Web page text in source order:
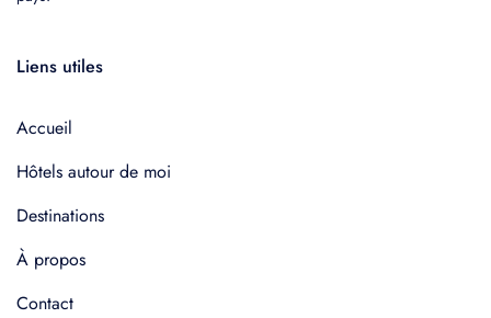
Liens utiles
Accueil
Hôtels autour de moi
Destinations
À propos
Contact